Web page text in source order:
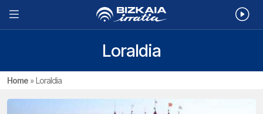
Loraldia
Home »Loraldia